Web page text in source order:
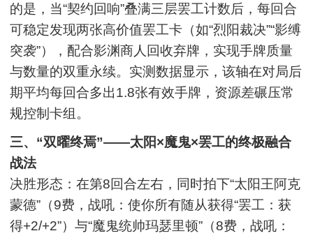
的是，当“契约回响”叠满三层罢工计数后，每回合
可稳定发现两张高价值罢工卡（如“烈阳裁决”“影缚
突袭”），配合影渊商人回收弃牌，实现手牌质量
与数量的双重永续。实测数据显示，该轴在对局后
期平均每回合多出1.8张有效手牌，资源差碾压常
规控制卡组。
三、“双曜终焉”——太阳×魔鬼×罢工的终极融合
战法
决胜形态：在第8回合左右，同时拍下“太阳王阿克
蒙德”（9费，战吼：使你所有随从获得“罢工：获
得+2/+2”）与“魔鬼统帅玛瑟里顿”（8费，战吼：